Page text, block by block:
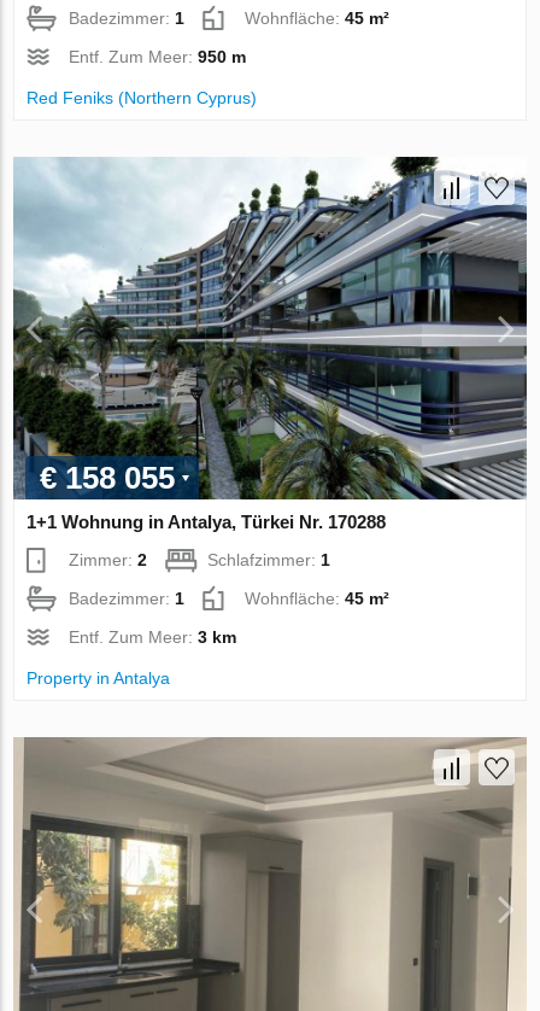
Badezimmer: 1 Wohnfläche:45 m²
Entf. Zum Meer:950 m
Red Feniks (Northern Cyprus)
€ 158 055
1+1 Wohnung in Antalya, Türkei Nr. 170288
Zimmer:2 Schlafzimmer: 1
Badezimmer: 1 Wohnfläche:45 m²
Entf. Zum Meer:3 km
Property in Antalya